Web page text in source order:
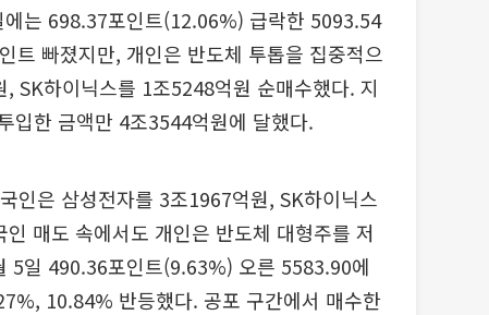
는 698.37포인트(12.06%) 급락한 5093.54
트 빠졌지만, 개인은 반도체 투톱을 집중적으
SK하이닉스를 1조5248억원 순매수했다. 지
입한 금액만 4조3544억원에 달했다.
인은 삼성전자를 3조1967억원, SK하이닉스
매도 속에서도 개인은 반도체 대형주를 저
5일 490.36포인트(9.63%) 오른 5583.90에
10.84% 반등했다. 공포 구간에서 매수한